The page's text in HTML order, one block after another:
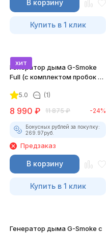
В корзину
Купить в 1 клик
хит
Генератор дыма G-Smoke
Full (c комплектом пробок и
5.0 (1)
8 990 ₽ 11 875 ₽ -24%
Бонусных рублей за покупку:
269.97руб.
Предзаказ
В корзину
Купить в 1 клик
Генератор дыма G-Smoke с